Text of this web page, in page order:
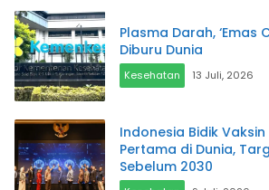
Plasma Darah, ‘Emas
Diburu Dunia
Kesehatan 13 Juli, 2026
Indonesia Bidik Vaksin
Pertama di Dunia,
Sebelum 2030